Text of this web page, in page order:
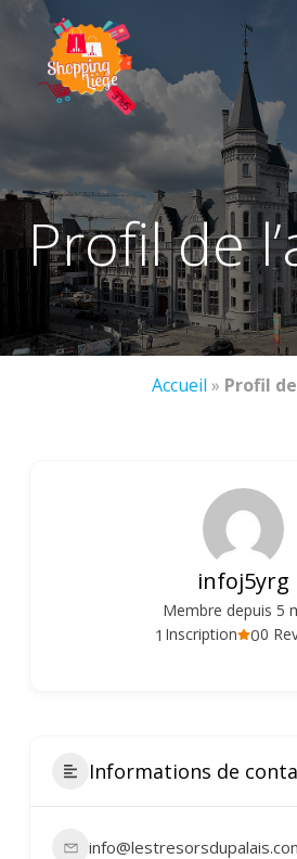
profil de
Accueil » Profil
infoj5yrg
Membre depuis 5
00
1 Inscription
Informations de